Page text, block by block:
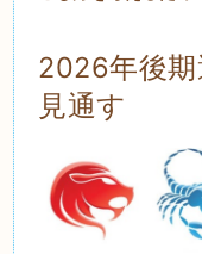
2026年後
見通す